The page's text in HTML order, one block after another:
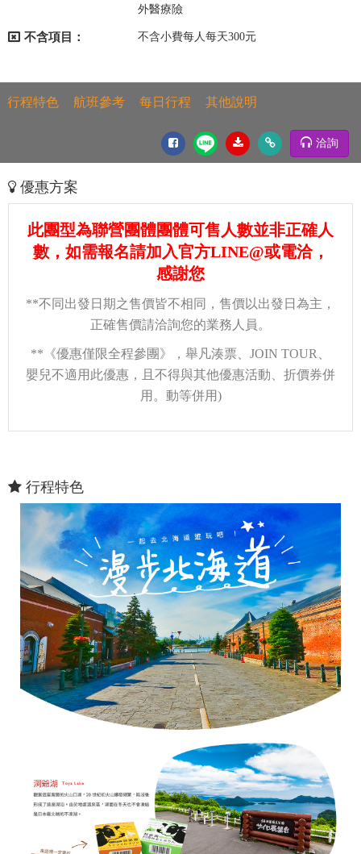
外醫療險
不含項目： 不含小費每人每天300元
行程特色 航班參考 每日行程 其他說明
洽詢
優惠方案
此團型為聯營團體團體可售人數並非正確人
數，如需報名請加入官方LINE@或電洽，
感謝您
**不同出發日期之售價皆不相同，售價以出發日為主，
正確售價請洽詢您的業務人員。
**《優惠僅限全程參團》，舉凡湊票、JOIN TOUR、
嬰兒不適用此優惠，且不得與其他優惠活動、折價券併
用。動等併用)
行程特色